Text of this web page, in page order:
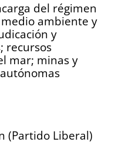
del régimen
ambiente y
y
recursos
mar; minas y
(Partido Liberal)